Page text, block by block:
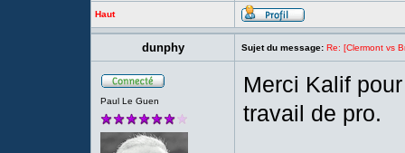
Haut
dunphy Sujet du message: Re: [Clermont vs
Paul Le Guen
Merci Kalif
travail de pro.